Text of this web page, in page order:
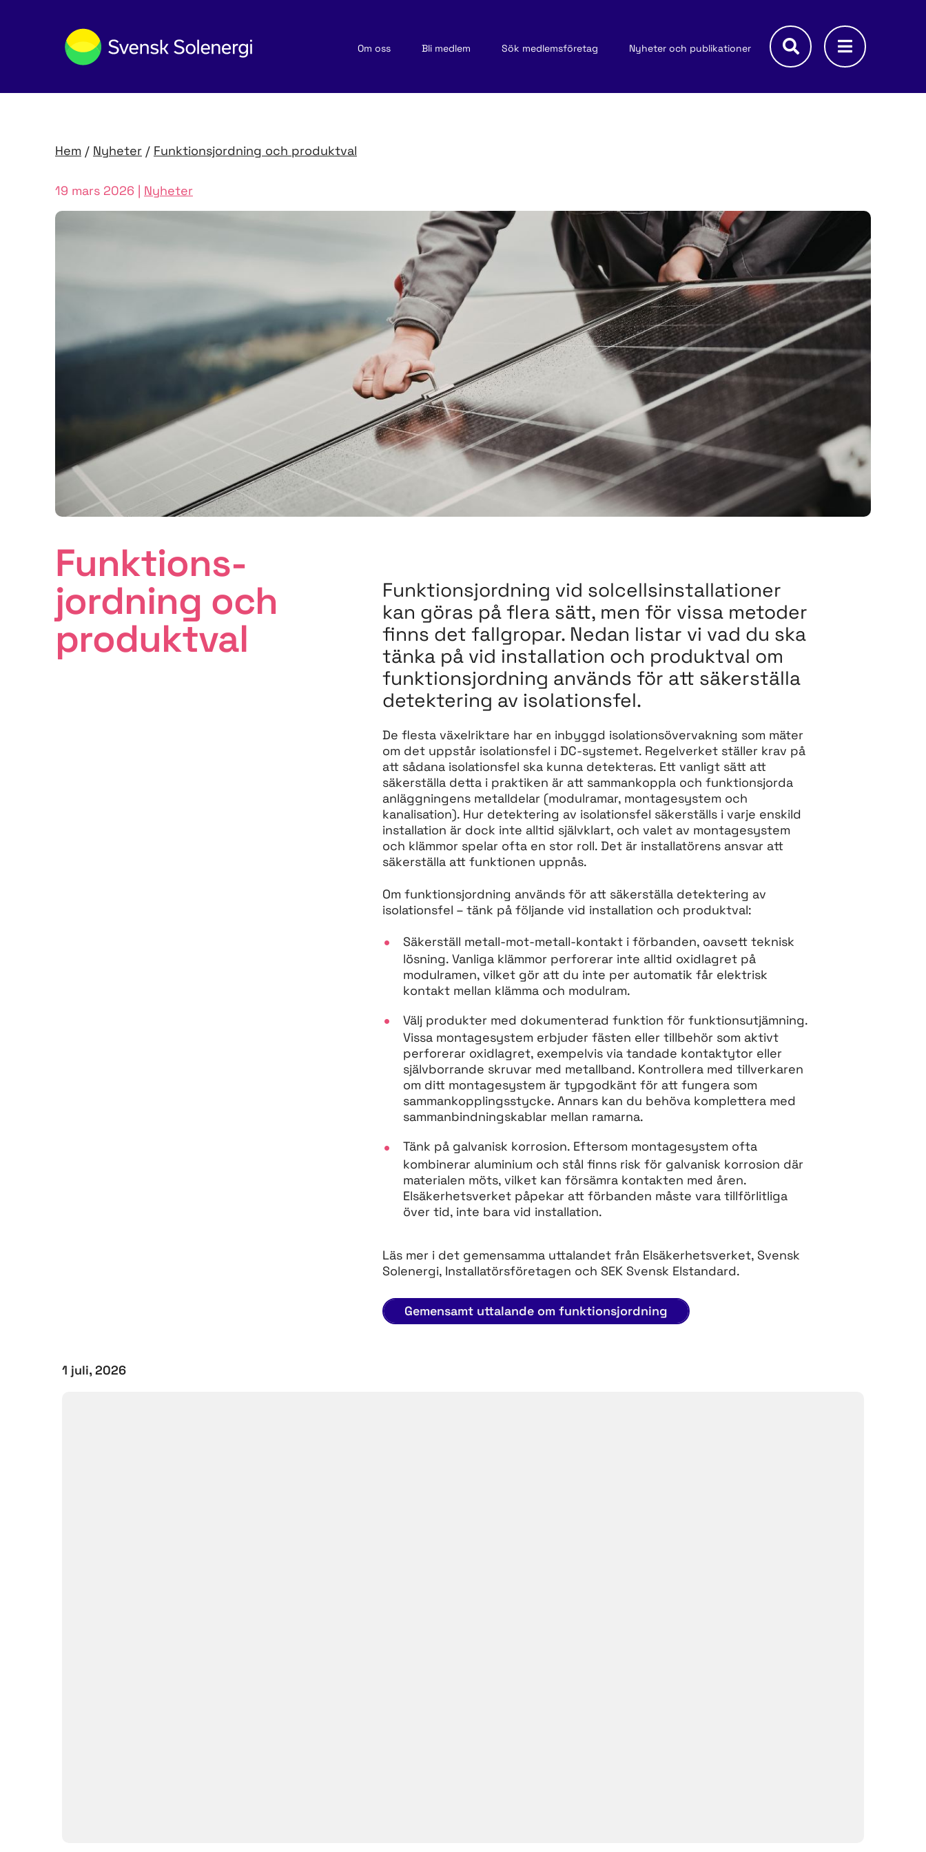
Om oss Bli medlem Sök medlemsföretag Nyheter och publikationer
Hem / Nyheter / Funktions­jordning och produktval
19 mars 2026 | Nyheter
Funktions­
jordning och
produktval
Funktionsjordning vid solcellsinstallationer
kan göras på flera sätt, men för vissa metoder
finns det fallgropar. Nedan listar vi vad du ska
tänka på vid installation och produktval om
funktionsjordning används för att säkerställa
detektering av isolationsfel.
De flesta växelriktare har en inbyggd isolationsövervakning som mäter
om det uppstår isolationsfel i DC-systemet. Regelverket ställer krav på
att sådana isolationsfel ska kunna detekteras. Ett vanligt sätt att
säkerställa detta i praktiken är att sammankoppla och funktionsjorda
anläggningens metalldelar (modulramar, montagesystem och
kanalisation). Hur detektering av isolationsfel säkerställs i varje enskild
installation är dock inte alltid självklart, och valet av montagesystem
och klämmor spelar ofta en stor roll. Det är installatörens ansvar att
säkerställa att funktionen uppnås.
Om funktionsjordning används för att säkerställa detektering av
isolationsfel – tänk på följande vid installation och produktval:
Säkerställ metall-mot-metall-kontakt i förbanden, oavsett teknisk
lösning. Vanliga klämmor perforerar inte alltid oxidlagret på
modulramen, vilket gör att du inte per automatik får elektrisk
kontakt mellan klämma och modulram.
Välj produkter med dokumenterad funktion för funktionsutjämning.
Vissa montagesystem erbjuder fästen eller tillbehör som aktivt
perforerar oxidlagret, exempelvis via tandade kontaktytor eller
självborrande skruvar med metallband. Kontrollera med tillverkaren
om ditt montagesystem är typgodkänt för att fungera som
sammankopplingsstycke. Annars kan du behöva komplettera med
sammanbindningskablar mellan ramarna.
Tänk på galvanisk korrosion. Eftersom montagesystem ofta
kombinerar aluminium och stål finns risk för galvanisk korrosion där
materialen möts, vilket kan försämra kontakten med åren.
Elsäkerhetsverket påpekar att förbanden måste vara tillförlitliga
över tid, inte bara vid installation.
Läs mer i det gemensamma uttalandet från Elsäkerhetsverket, Svensk
Solenergi, Installatörsföretagen och SEK Svensk Elstandard.
Gemensamt uttalande om funktionsjordning
1 juli, 2026